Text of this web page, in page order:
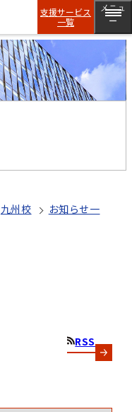
支援サービス
一覧
メニュ
ー
九州校
お知らせ一
RSS